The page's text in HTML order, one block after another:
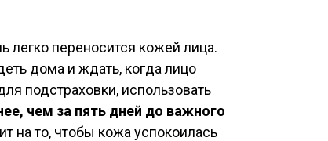
легко переносится кожей лица.
дома и ждать, когда лицо
подстраховки, использовать
чем за пять дней до важного
на то, чтобы кожа успокоилась